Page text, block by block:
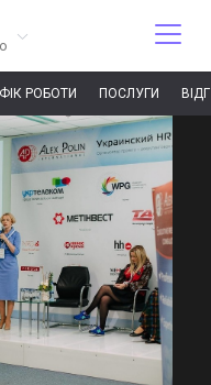
РОБОТИ ПОСЛУГИ